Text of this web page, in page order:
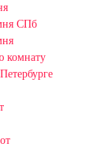
СПб
комнату